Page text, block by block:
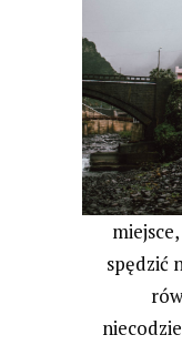
spędzić